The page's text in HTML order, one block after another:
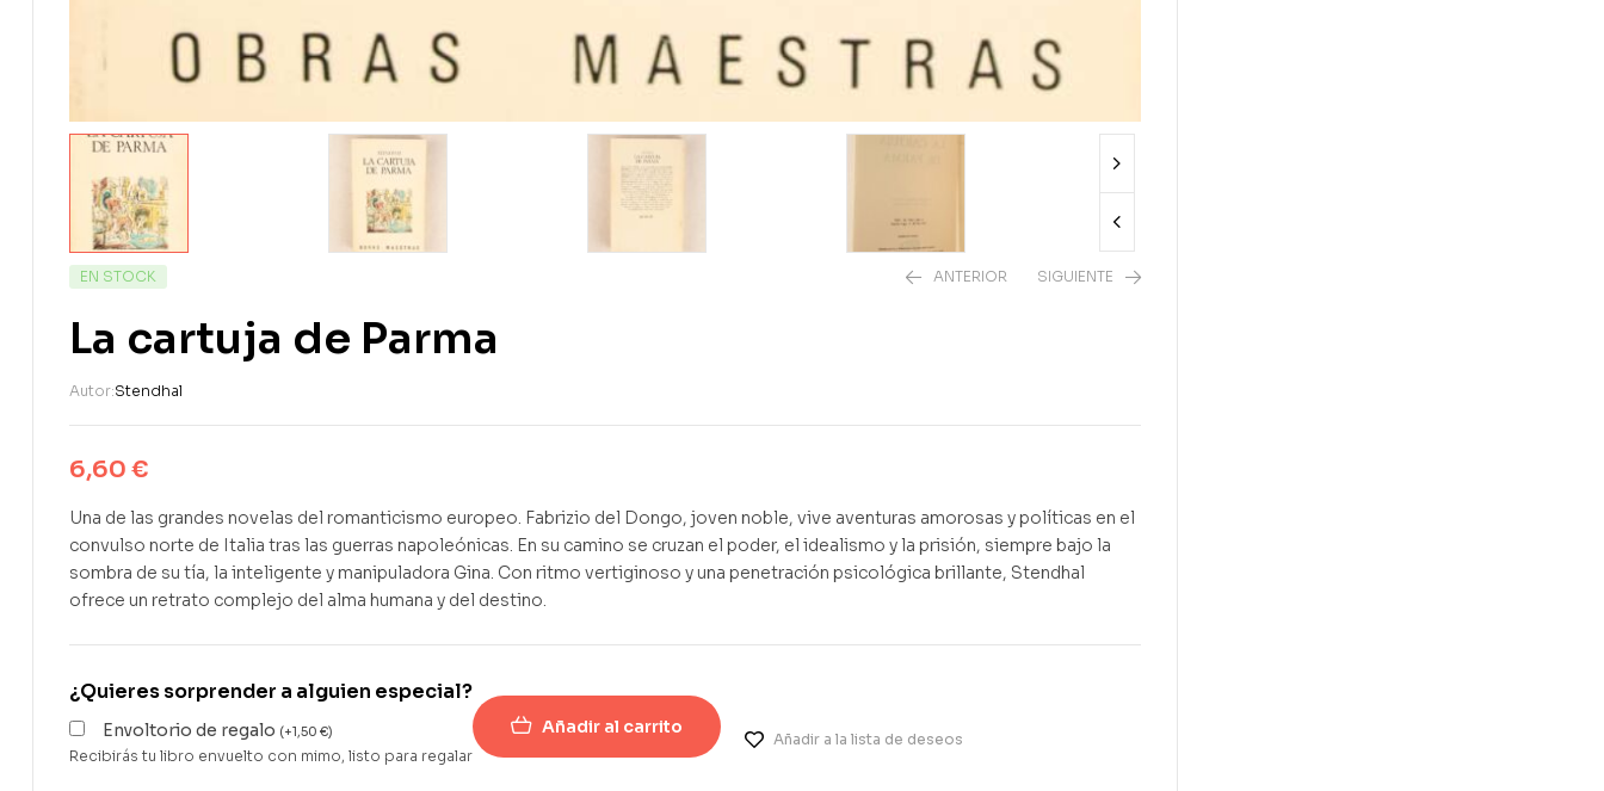
EN STOCK ANTERIOR SIGUIENTE
La cartuja de Parma
Autor:Stendhal
6,60 €
Una de las grandes novelas del romanticismo europeo. Fabrizio del Dongo, joven noble, vive aventuras amorosas y políticas en el
convulso norte de Italia tras las guerras napoleónicas. En su camino se cruzan el poder, el idealismo y la prisión, siempre bajo la
sombra de su tía, la inteligente y manipuladora Gina. Con ritmo vertiginoso y una penetración psicológica brillante, Stendhal
ofrece un retrato complejo del alma humana y del destino.
¿Quieres sorprender a alguien especial?
Envoltorio de regalo (+1,50 €)
Recibirás tu libro envuelto con mimo, listo para regalar
Añadir al carrito
Añadir a la lista de deseos